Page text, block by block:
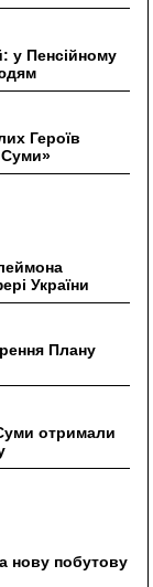
у Пенсійному
Героїв
Суми»
України
Плану
отримали
нову побутову